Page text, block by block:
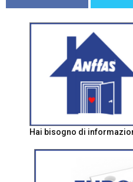
Hai bisogno di